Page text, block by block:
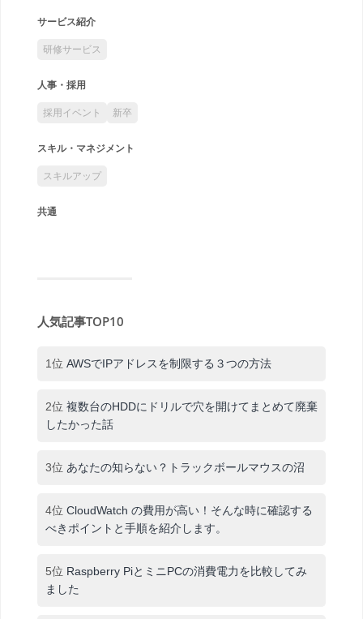
サービス紹介
研修サービス
人事・採用
採用イベント 新卒
スキル・マネジメント
スキルアップ
共通
人気記事TOP10
1位 AWSでIPアドレスを制限する３つの方法
2位 複数台のHDDにドリルで穴を開けてまとめて廃棄
したかった話
3位 あなたの知らない？トラックボールマウスの沼
4位 CloudWatch の費用が高い！そんな時に確認する
べきポイントと手順を紹介します。
5位 Raspberry PiとミニPCの消費電力を比較してみ
ました